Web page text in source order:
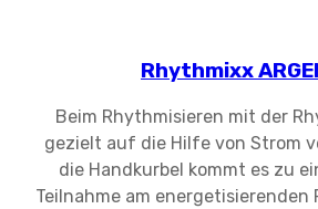
Rhythmixx
Beim Rhythmisieren mit der
gezielt auf die Hilfe von Strom
die Handkurbel kommt es zu
Teilnahme am energetisierenden